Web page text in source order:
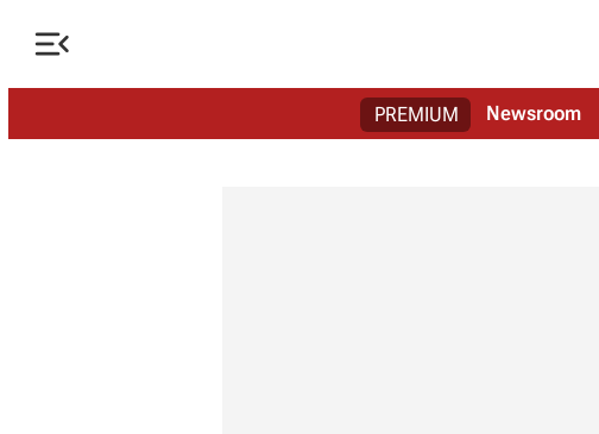

PREMIUM Newsroom